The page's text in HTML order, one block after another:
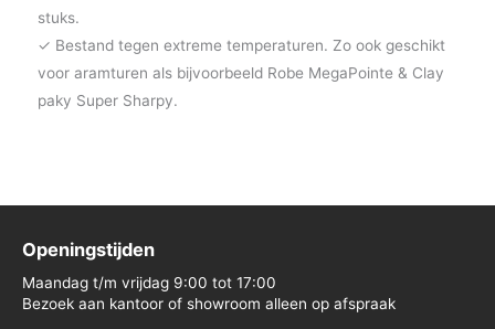
stuks.
✓ Bestand tegen extreme temperaturen. Zo ook geschikt
voor aramturen als bijvoorbeeld Robe MegaPointe & Clay
paky Super Sharpy.
Openingstijden
Maandag t/m vrijdag 9:00 tot 17:00
Bezoek aan kantoor of showroom alleen op afspraak